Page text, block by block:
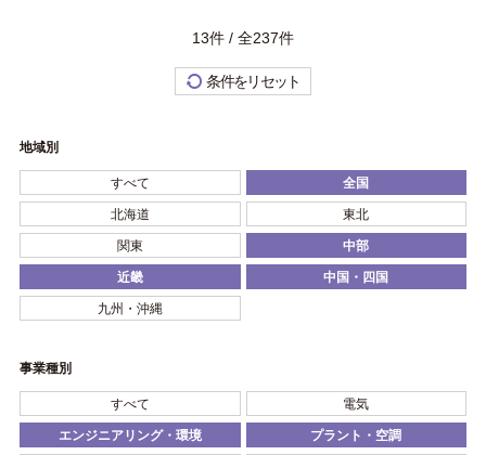
13件 / 全237件
条件をリセット
地域別
すべて 全国
北海道 東北
関東 中部
近畿 中国・四国
九州・沖縄
事業種別
すべて 電気
エンジニアリング・環境 プラント・空調